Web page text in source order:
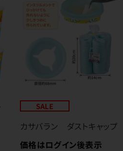
SALE
カサバラン ダストキャップ
価格はログイン後表示